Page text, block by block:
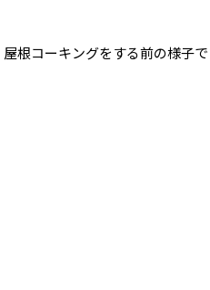
屋根コーキングをする前の様子